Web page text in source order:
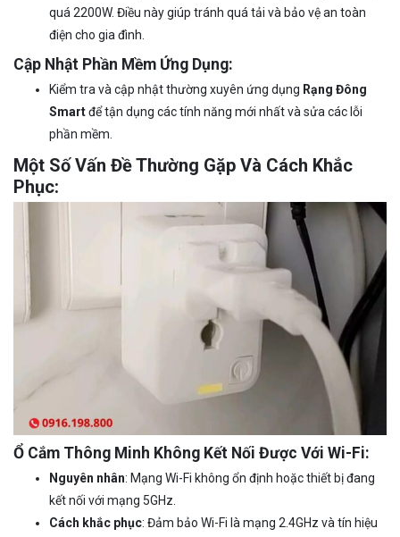
quá 2200W. Điều này giúp tránh quá tải và bảo vệ an toàn
điện cho gia đình.
Cập Nhật Phần Mềm Ứng Dụng:
Kiểm tra và cập nhật thường xuyên ứng dụng Rạng Đông
Smartđể tận dụng các tính năng mới nhất và sửa các lỗi
phần mềm.
Một Số Vấn Đề Thường Gặp Và Cách Khắc
Phục:
Ổ Cắm Thông Minh Không Kết Nối Được Với Wi-Fi:
Nguyên nhân: Mạng Wi-Fi không ổn định hoặc thiết bị đang
kết nối với mạng 5GHz.
Cách khắc phục: Đảm bảo Wi-Fi là mạng 2.4GHz và tín hiệu